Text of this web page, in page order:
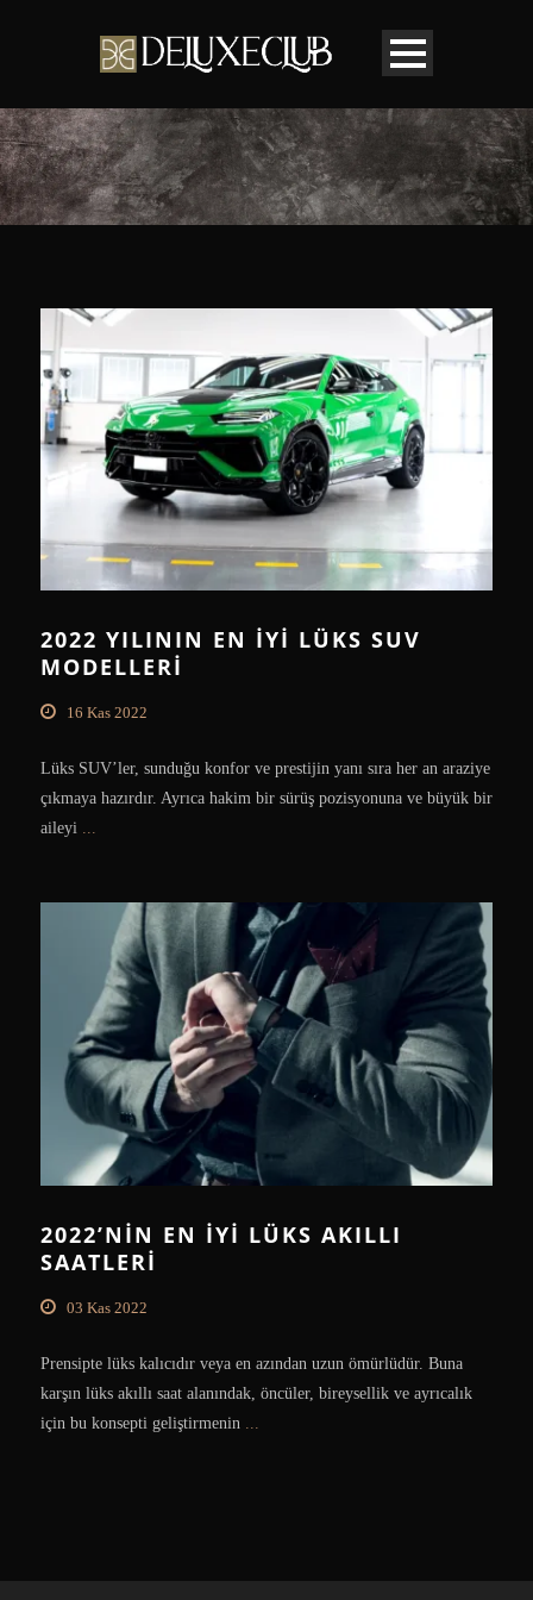
2022 YILININ EN İYI LÜKS SUV
MODELLERI
16 Kas 2022
Lüks SUV’ler, sunduğu konfor ve prestijin yanı sıra her an araziye
çıkmaya hazırdır. Ayrıca hakim bir sürüş pozisyonuna ve büyük bir
aileyi ...
2022’NIN EN IYI LÜKS AKILLI
SAATLERI
03 Kas 2022
Prensipte lüks kalıcıdır veya en azından uzun ömürlüdür. Buna
karşın lüks akıllı saat alanındak, öncüler, bireysellik ve ayrıcalık
için bu konsepti geliştirmenin